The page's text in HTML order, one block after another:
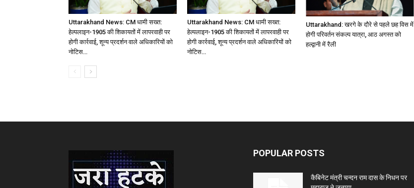
Uttarakhand News: CM धामी सख्त:
हेल्पलाइन-1905 की शिकायतों में लापरवाही पर
होगी कार्रवाई, शून्य प्रदर्शन वाले अधिकारियों को
नोटिस…
Uttarakhand News: CM धामी सख्त:
हेल्पलाइन-1905 की शिकायतों में लापरवाही पर
होगी कार्रवाई, शून्य प्रदर्शन वाले अधिकारियों को
नोटिस…
Uttarakhand: खरगे के दौरे से पहले छह विस में
होगी परिवर्तन संकल्प यात्रा, आठ अगस्त को
हल्द्वानी में रैली
POPULAR POSTS
कैबिनेट मंत्री चन्दन राम दास के निधन पर